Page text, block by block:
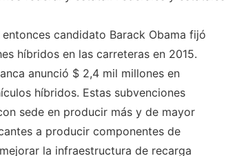
candidato Barack Obama fijó
híbridos en las carreteras en 2015.
anunció $ 2,4 mil millones en
híbridos. Estas subvenciones
sede en producir más y de mayor
a producir componentes de
la infraestructura de recarga